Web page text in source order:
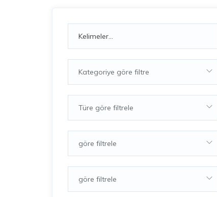
Kategoriye göre filtre
Türe göre filtrele
göre filtrele
göre filtrele